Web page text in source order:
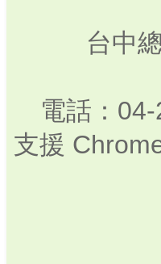
台中
電話：
支援